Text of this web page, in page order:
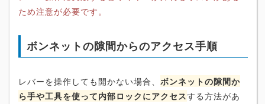
ため注意が必要です。
ボンネットの隙間からのアクセス手順
レバーを操作しても開かない場合、 ボンネットの隙間か
ら手や工具を使って内部ロックにアクセスする方法があ